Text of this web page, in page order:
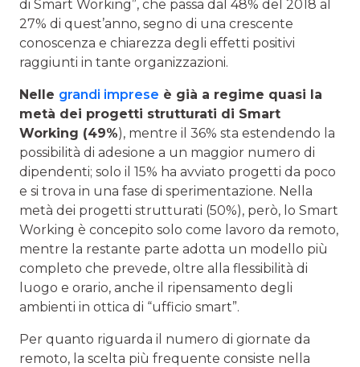
di Smart Working”, che passa dal 48% del 2018 al
27% di quest’anno, segno di una crescente
conoscenza e chiarezza degli effetti positivi
raggiunti in tante organizzazioni.
Nelle grandi imprese è già a regime quasi la
metà dei progetti strutturati di Smart
Working (49%), mentre il 36% sta estendendo la
possibilità di adesione a un maggior numero di
dipendenti; solo il 15% ha avviato progetti da poco
e si trova in una fase di sperimentazione. Nella
metà dei progetti strutturati (50%), però, lo Smart
Working è concepito solo come lavoro da remoto,
mentre la restante parte adotta un modello più
completo che prevede, oltre alla flessibilità di
luogo e orario, anche il ripensamento degli
ambienti in ottica di “ufficio smart”.
Per quanto riguarda il numero di giornate da
remoto, la scelta più frequente consiste nella